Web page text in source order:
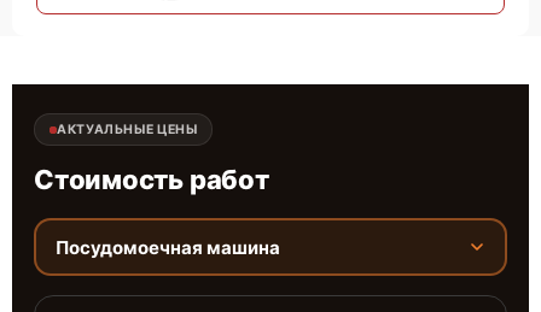
АКТУАЛЬНЫЕ ЦЕНЫ
Стоимость работ
Посудомоечная машина